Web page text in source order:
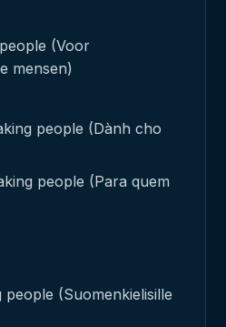
(Voor
mensen)
people (Dành cho
people (Para quem
(Suomenkielisille